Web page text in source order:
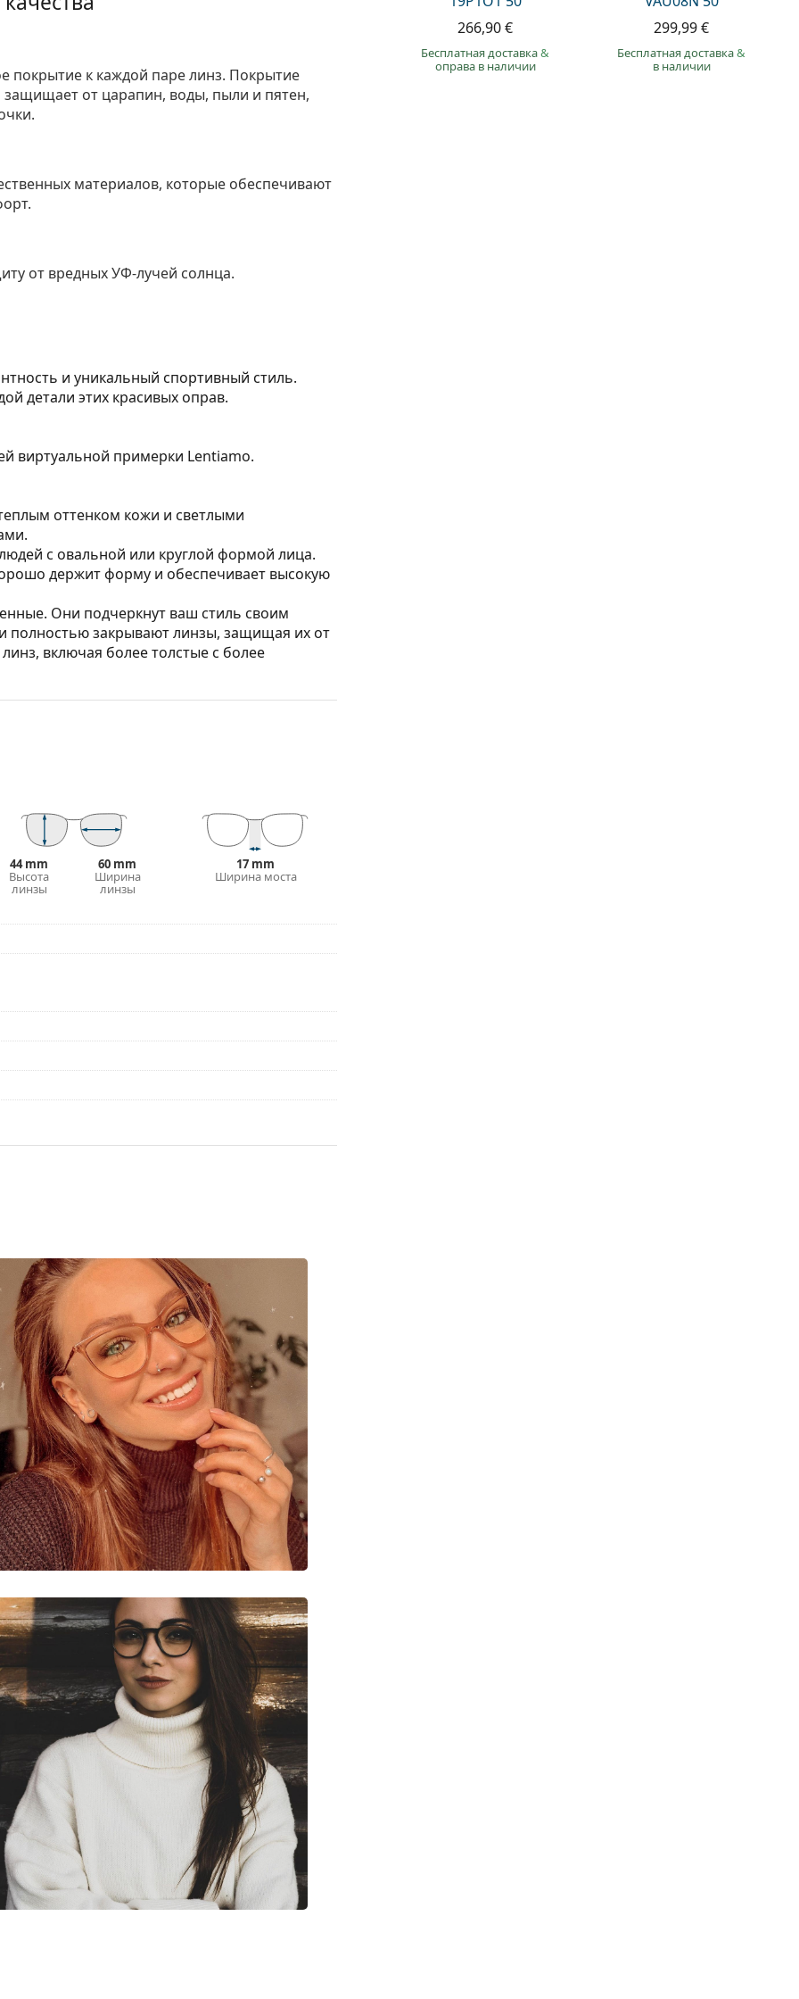
266,90 €
Бесплатная доставка&
оправа в наличии
299,99 €
Бесплатная доставка&
в наличии
покрытие к каждой паре линз. Покрытие
от царапин, воды, пыли и пятен,
материалов, которые обеспечивают
от вредных УФ-лучей солнца.
и уникальный спортивный стиль.
детали этих красивых оправ.
виртуальной примерки Lentiamo.
оттенком кожи и светлыми
с овальной или круглой формой лица.
держит форму и обеспечивает высокую
Они подчеркнут ваш стиль своим
закрывают линзы, защищая их от
включая более толстые с более
должна выполняться опытным оптиком,
дизайн футляра могут отличаться.
стилей, или ознакомьтесь с нашим
инструкцию.
44 mm
Высота
линзы
60 mm
Ширина
линзы
17 mm
Ширина моста